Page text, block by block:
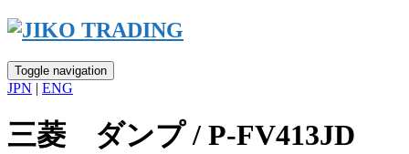
Skip
content
Toggle navigation
JPN | ENG
三菱 ダンプ / P-FV413JD